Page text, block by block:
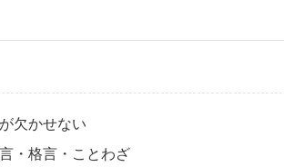
欠かせない
・格言・ことわざ